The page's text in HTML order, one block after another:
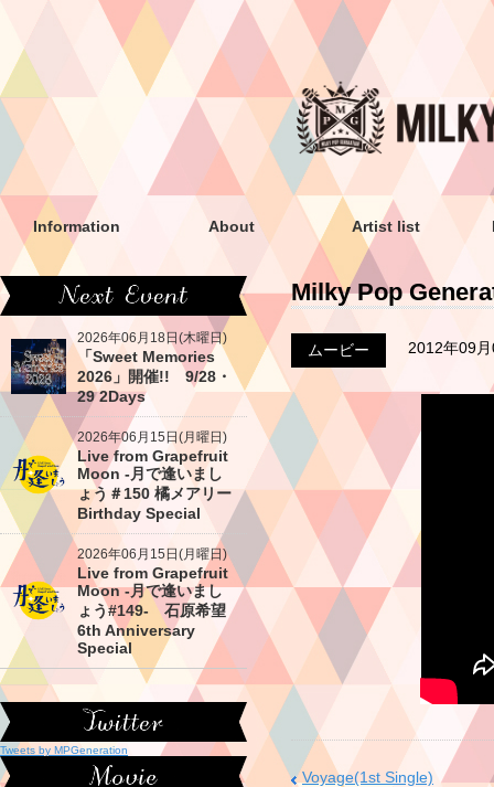
Information About Artist list
Milky Pop
ムービー 2012年09
Voyage(1st Single)
2026年06月18日(木曜日)
「Sweet Memories
2026」開催!! 9/28・
29 2Days
2026年06月15日(月曜日)
Live from Grapefruit
Moon -月で逢いまし
ょう＃150 橘メアリー
Birthday Special
2026年06月15日(月曜日)
Live from Grapefruit
Moon -月で逢いまし
ょう#149- 石原希望
6th Anniversary
Special
Tweets by MPGeneration